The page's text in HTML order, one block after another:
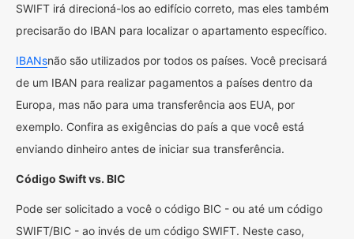
SWIFT irá direcioná-los ao edifício correto, mas eles também
precisarão do IBAN para localizar o apartamento específico.
IBANsnão são utilizados por todos os países. Você precisará
de um IBAN para realizar pagamentos a países dentro da
Europa, mas não para uma transferência aos EUA, por
exemplo. Confira as exigências do país a que você está
enviando dinheiro antes de iniciar sua transferência.
Código Swift vs. BIC
Pode ser solicitado a você o código BIC - ou até um código
SWIFT/BIC - ao invés de um código SWIFT. Neste caso,